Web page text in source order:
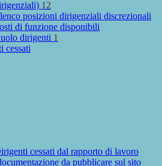
12
posizioni dirigenziali discrezionali
di funzione disponibili
dirigenti 1
cessati
cessati dal rapporto di lavoro
da pubblicare sul sito